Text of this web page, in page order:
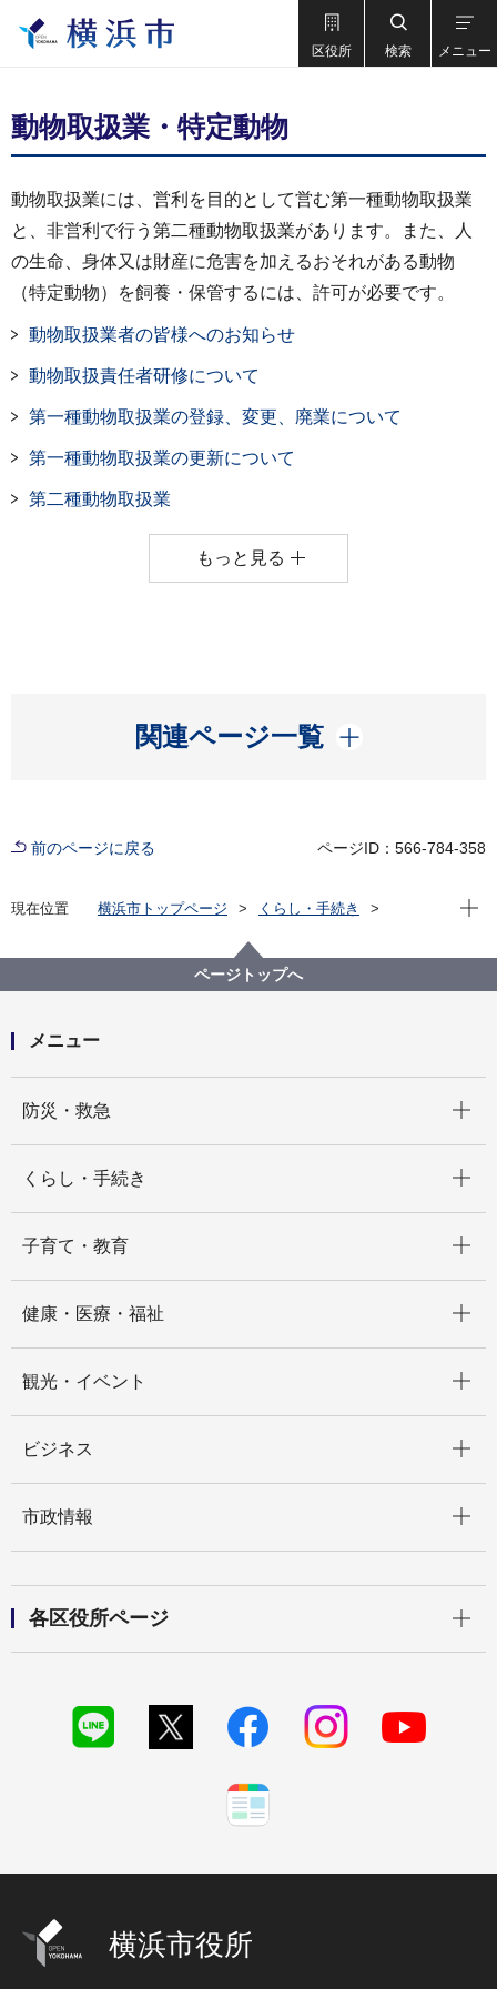
区役所 検索 メニュー
動物取扱業・特定動物
動物取扱業には、営利を目的として営む第一種動物取扱業
と、非営利で行う第二種動物取扱業があります。また、人
の生命、身体又は財産に危害を加えるおそれがある動物
（特定動物）を飼養・保管するには、許可が必要です。
動物取扱業者の皆様へのお知らせ
動物取扱責任者研修について
第一種動物取扱業の登録、変更、廃業について
第一種動物取扱業の更新について
第二種動物取扱業
もっと見る
関連ページ一覧
開く
前のページに戻る ページID：566-784-358
現在位置 横浜市トップページ
くらし・手続き
動物取扱業・特定動物
現在
ページトップへ
メニュー
防災・救急
くらし・手続き
子育て・教育
健康・医療・福祉
観光・イベント
ビジネス
市政情報
各区役所ページ
横浜市役所